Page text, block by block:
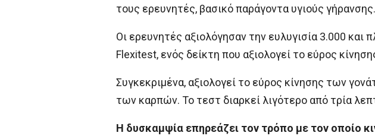
τους ερευνητές, βασικό παράγοντα υγιούς γήρανσης.
Οι ερευνητές αξιολόγησαν την ευλυγισία 3.000
Flexitest, ενός δείκτη που αξιολογεί το εύρος
Συγκεκριμένα, αξιολογεί το εύρος κίνησης των
των καρπών. Το τεστ διαρκεί λιγότερο από τρία
Η δυσκαμψία επηρεάζει τον τρόπο με τον οποίο